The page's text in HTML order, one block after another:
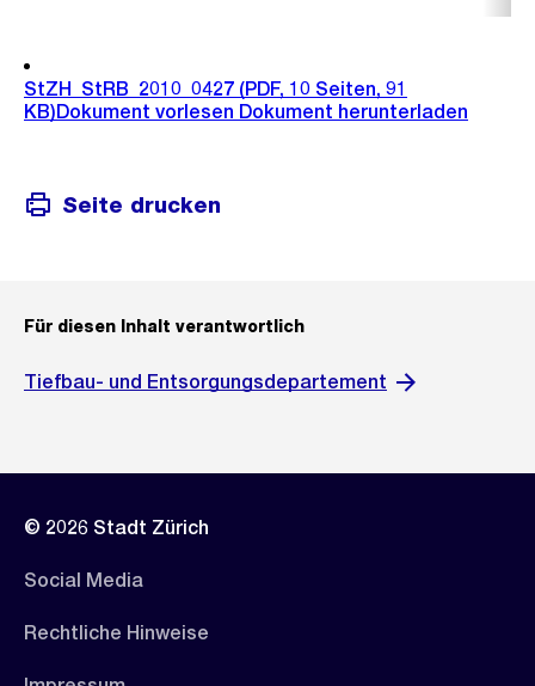
StZH_StRB_2010_0427 (PDF, 10 Seiten, 91
KB)Dokument vorlesen Dokument herunterladen
Seite drucken
Für diesen Inhalt verantwortlich
Tiefbau- und Entsorgungsdepartement
© 2026 Stadt Zürich
Social Media
Rechtliche Hinweise